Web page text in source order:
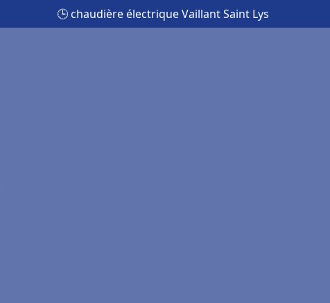
🕒 chaudière électrique Vaillant Saint Lys